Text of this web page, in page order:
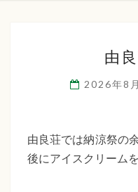
由
2026年8
由良荘では納涼祭の
後にアイスクリーム